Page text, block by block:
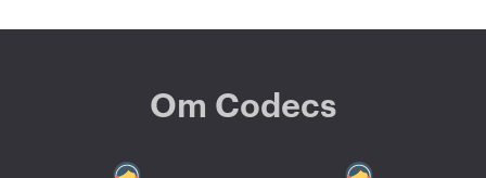
Om Codecs